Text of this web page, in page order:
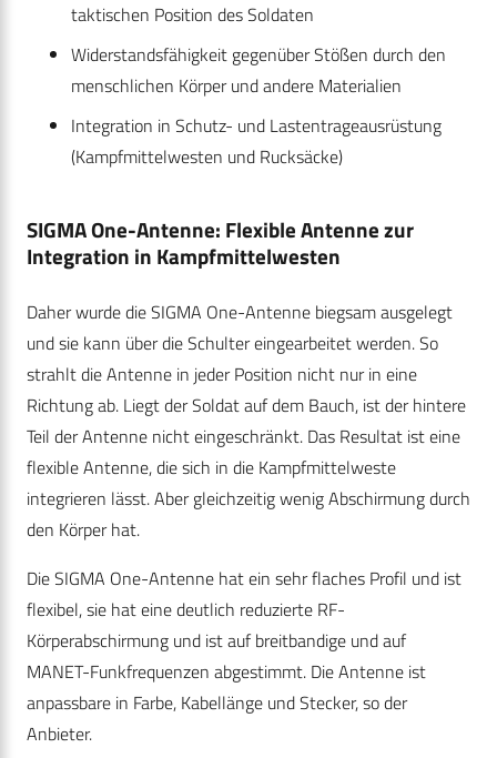
taktischen Position des Soldaten
Widerstandsfähigkeit gegenüber Stößen durch den
menschlichen Körper und andere Materialien
Integration in Schutz- und Lastentrageausrüstung
(Kampfmittelwesten und Rucksäcke)
SIGMA One-Antenne: Flexible Antenne zur
Integration in Kampfmittelwesten
Daher wurde die SIGMA One-Antenne biegsam ausgelegt
und sie kann über die Schulter eingearbeitet werden. So
strahlt die Antenne in jeder Position nicht nur in eine
Richtung ab. Liegt der Soldat auf dem Bauch, ist der hintere
Teil der Antenne nicht eingeschränkt. Das Resultat ist eine
flexible Antenne, die sich in die Kampfmittelweste
integrieren lässt. Aber gleichzeitig wenig Abschirmung durch
den Körper hat.
Die SIGMA One-Antenne hat ein sehr flaches Profil und ist
flexibel, sie hat eine deutlich reduzierte RF-
Körperabschirmung und ist auf breitbandige und auf
MANET-Funkfrequenzen abgestimmt. Die Antenne ist
anpassbare in Farbe, Kabellänge und Stecker, so der
Anbieter.